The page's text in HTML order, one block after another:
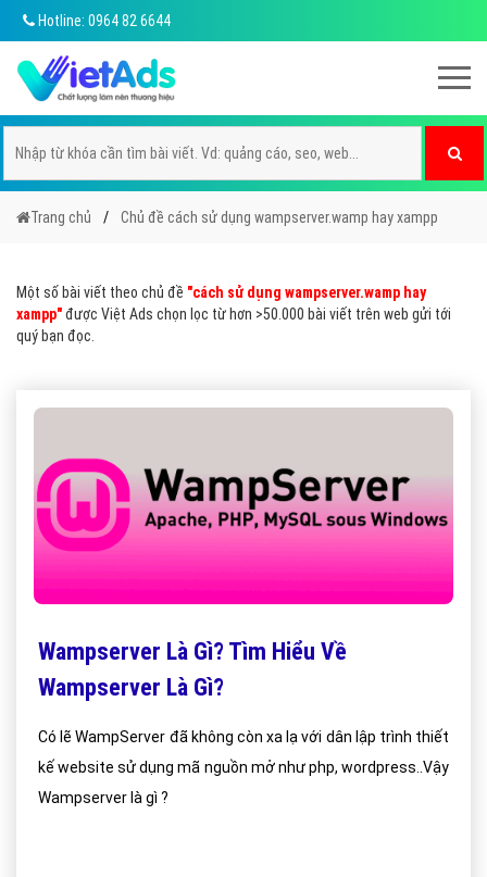
Hotline: 0964 82 6644
Trang chủ Chủ đề cách sử dụng wampserver.wamp hay xampp
Một số bài viết theo chủ đề "cách sử dụng wampserver.wamp hay
xampp"được Việt Ads chọn lọc từ hơn >50.000 bài viết trên web gửi tới
quý bạn đọc.
Wampserver Là Gì? Tìm Hiểu Về
Wampserver Là Gì?
Có lẽ WampServer đã không còn xa lạ với dân lập trình thiết
kế website sử dụng mã nguồn mở như php, wordpress..Vậy
Wampserver là gì ?